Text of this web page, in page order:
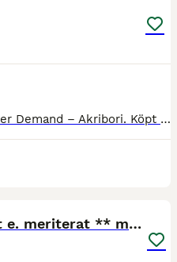
Devon är en sjuårig valack efter Demand – Akribori. Köpt direkt från uppfödaren. Devon har tre bra gångarter där det finns mycket mer att plocka fram när han blir starkare. Lätt och mjuk i kontakten
Franklin-Johnson hingst e. meriterat ** möderne